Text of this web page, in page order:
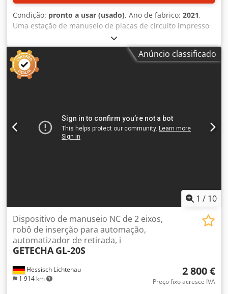
Condição: pronto a usar (usado), Ano de fabrico: 2021,
Uma estação de manuseio de placas de circuito impresso
RG Elektro-Technologie, versátil e pouco utilizada, está
disponível para fins de carregamento. Possíveis aplicações:
antes do AOI/depois do AOI/combinação, altura de
transporte das placas: 930mm-970mm, dimensões
mínimas das placas X/Y: 80mm/50mm, dimensões
Siemens S7-1200. Documentação disponível. Inspeção local
possível. A imagem é um exemplo. Djdpfx Adsy Ndf Njksck
Anúncio classificado
1 / 10
Hessisch Lichtenau
1 914 km
Dispositivo de manuseio NC de 2 eixos,
robô de inserção para automação,
automatizador de retirada, i
GETECHA GL-20S
2 800 €
Preço fixo acresce IVA